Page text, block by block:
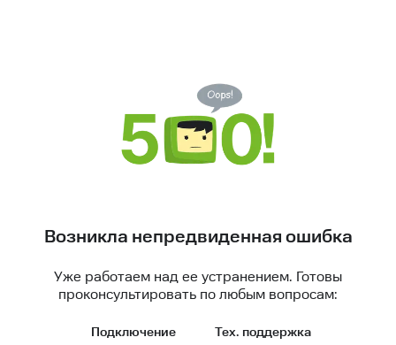
Возникла непредвиденная ошибка
Уже работаем над ее устранением. Готовы
проконсультировать по любым вопросам:
Подключение Тех. поддержка